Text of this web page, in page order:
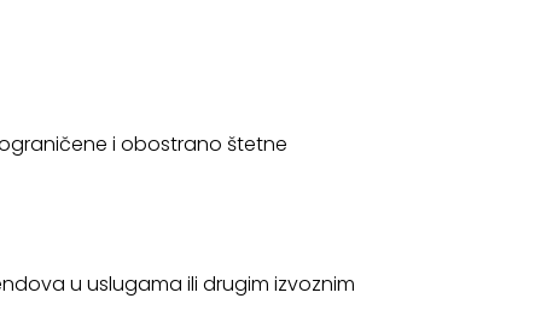
ograničene i obostrano štetne
u uslugama ili drugim izvoznim